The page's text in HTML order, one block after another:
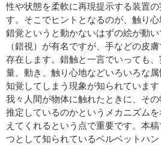
性や状態を柔軟に再現提示する装置
す。そこでヒントとなるのが、触り心
錯覚というと動かないはずの絵が動
（錯視）が有名ですが、手などの皮
存在します。錯触と一言でいっても
量、動き、触り心地などいろいろな
知覚してしまう現象が知られています
我々人間が物体に触れたときに、そ
推定しているのかというメカニズム
えてくれるという点で重要です。本
つとして知られているベルベットハン